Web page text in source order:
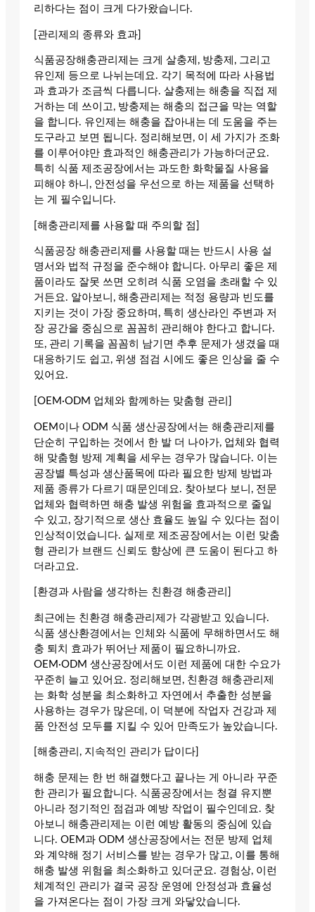
리하다는 점이 크게 다가왔습니다.
[관리제의 종류와 효과]
식품공장해충관리제는 크게 살충제, 방충제, 그리고
유인제 등으로 나뉘는데요. 각기 목적에 따라 사용법
과 효과가 조금씩 다릅니다. 살충제는 해충을 직접 제
거하는 데 쓰이고, 방충제는 해충의 접근을 막는 역할
을 합니다. 유인제는 해충을 잡아내는 데 도움을 주는
도구라고 보면 됩니다. 정리해보면, 이 세 가지가 조화
를 이루어야만 효과적인 해충관리가 가능하더군요.
특히 식품 제조공장에서는 과도한 화학물질 사용을
피해야 하니, 안전성을 우선으로 하는 제품을 선택하
는 게 필수입니다.
[해충관리제를 사용할 때 주의할 점]
식품공장 해충관리제를 사용할 때는 반드시 사용 설
명서와 법적 규정을 준수해야 합니다. 아무리 좋은 제
품이라도 잘못 쓰면 오히려 식품 오염을 초래할 수 있
거든요. 알아보니, 해충관리제는 적정 용량과 빈도를
지키는 것이 가장 중요하며, 특히 생산라인 주변과 저
장 공간을 중심으로 꼼꼼히 관리해야 한다고 합니다.
또, 관리 기록을 꼼꼼히 남기면 추후 문제가 생겼을 때
대응하기도 쉽고, 위생 점검 시에도 좋은 인상을 줄 수
있어요.
[OEM·ODM 업체와 함께하는 맞춤형 관리]
OEM이나 ODM 식품 생산공장에서는 해충관리제를
단순히 구입하는 것에서 한 발 더 나아가, 업체와 협력
해 맞춤형 방제 계획을 세우는 경우가 많습니다. 이는
공장별 특성과 생산품목에 따라 필요한 방제 방법과
제품 종류가 다르기 때문인데요. 찾아보다 보니, 전문
업체와 협력하면 해충 발생 위험을 효과적으로 줄일
수 있고, 장기적으로 생산 효율도 높일 수 있다는 점이
인상적이었습니다. 실제로 제조공장에서는 이런 맞춤
형 관리가 브랜드 신뢰도 향상에 큰 도움이 된다고 하
더라고요.
[환경과 사람을 생각하는 친환경 해충관리]
최근에는 친환경 해충관리제가 각광받고 있습니다.
식품 생산환경에서는 인체와 식품에 무해하면서도 해
충 퇴치 효과가 뛰어난 제품이 필요하니까요.
OEM·ODM 생산공장에서도 이런 제품에 대한 수요가
꾸준히 늘고 있어요. 정리해보면, 친환경 해충관리제
는 화학 성분을 최소화하고 자연에서 추출한 성분을
사용하는 경우가 많은데, 이 덕분에 작업자 건강과 제
품 안전성 모두를 지킬 수 있어 만족도가 높았습니다.
[해충관리, 지속적인 관리가 답이다]
해충 문제는 한 번 해결했다고 끝나는 게 아니라 꾸준
한 관리가 필요합니다. 식품공장에서는 청결 유지뿐
아니라 정기적인 점검과 예방 작업이 필수인데요. 찾
아보니 해충관리제는 이런 예방 활동의 중심에 있습
니다. OEM과 ODM 생산공장에서는 전문 방제 업체
와 계약해 정기 서비스를 받는 경우가 많고, 이를 통해
해충 발생 위험을 최소화하고 있더군요. 경험상, 이런
체계적인 관리가 결국 공장 운영에 안정성과 효율성
을 가져온다는 점이 가장 크게 와닿았습니다.